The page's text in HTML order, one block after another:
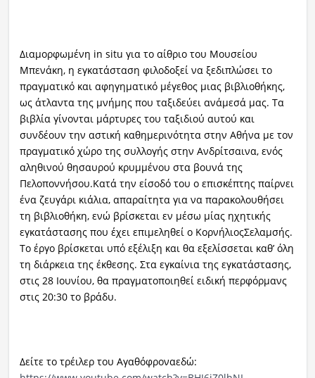
Διαμορφωμένη in situ για το αίθριο του Μουσείου
Μπενάκη, η εγκατάσταση φιλοδοξεί να ξεδιπλώσει το
πραγματικό και αφηγηματικό μέγεθος μιας βιβλιοθήκης,
ως άτλαντα της μνήμης που ταξιδεύει ανάμεσά μας. Τα
βιβλία γίνονται μάρτυρες του ταξιδιού αυτού και
συνδέουν την αστική καθημερινότητα στην Αθήνα με τον
πραγματικό χώρο της συλλογής στην Ανδρίτσαινα, ενός
αληθινού θησαυρού κρυμμένου στα βουνά της
Πελοποννήσου.Κατά την είσοδό του ο επισκέπτης παίρνει
ένα ζευγάρι κιάλια, απαραίτητα για να παρακολουθήσει
τη βιβλιοθήκη, ενώ βρίσκεται εν μέσω μίας ηχητικής
εγκατάστασης που έχει επιμεληθεί ο ΚορνήλιοςΣελαμσής.
Το έργο βρίσκεται υπό εξέλιξη και θα εξελίσσεται καθ’ όλη
τη διάρκεια της έκθεσης. Στα εγκαίνια της εγκατάστασης,
στις 28 Ιουνίου, θα πραγματοποιηθεί ειδική περφόρμανς
στις 20:30 το βράδυ.
Δείτε το τρέιλερ του Αγαθόφροναεδώ: